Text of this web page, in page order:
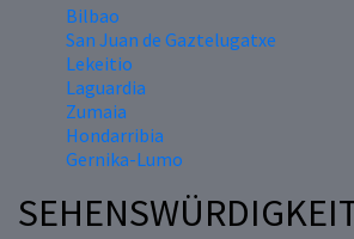
Bilbao
San Juan de Gaztelugatxe
Lekeitio
Laguardia
Zumaia
Hondarribia
Gernika-Lumo